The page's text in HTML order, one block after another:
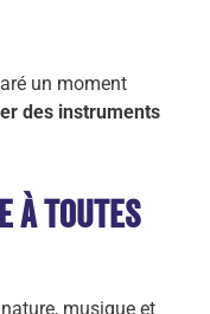
un moment
des instruments
à toutes
musique et